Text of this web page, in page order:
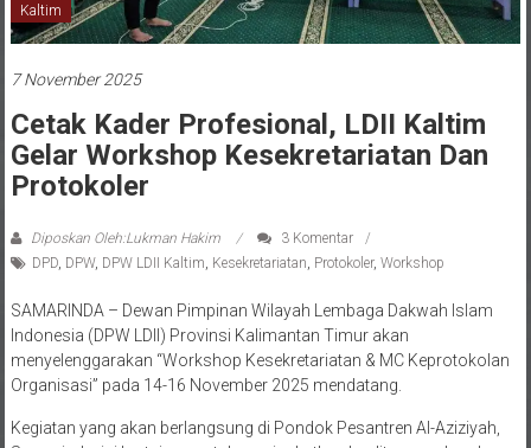
Kaltim
7 November 2025
Cetak Kader Profesional, LDII Kaltim
Gelar Workshop Kesekretariatan Dan
Protokoler
Diposkan Oleh:Lukman Hakim
3 Komentar
DPD, DPW, DPW LDII Kaltim Kesekretariatan Protokoler, Workshop
SAMARINDA – Dewan Pimpinan Wilayah Lembaga Dakwah Islam
Indonesia (DPW LDII) Provinsi Kalimantan Timur akan
menyelenggarakan “Workshop Kesekretariatan & MC Keprotokolan
Organisasi” pada 14-16 November 2025 mendatang.
Kegiatan yang akan berlangsung di Pondok Pesantren Al-Aziziyah,